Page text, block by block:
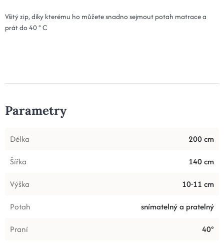
Všitý zip, díky kterému ho můžete snadno sejmout potah matrace a
prát do 40 ° C
Parametry
Délka
200 cm
Šířka
140 cm
Výška
10-11 cm
Potah
snímatelný a pratelný
Praní
40°